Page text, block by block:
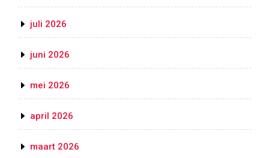
juli 2026
juni 2026
mei 2026
april 2026
maart 2026